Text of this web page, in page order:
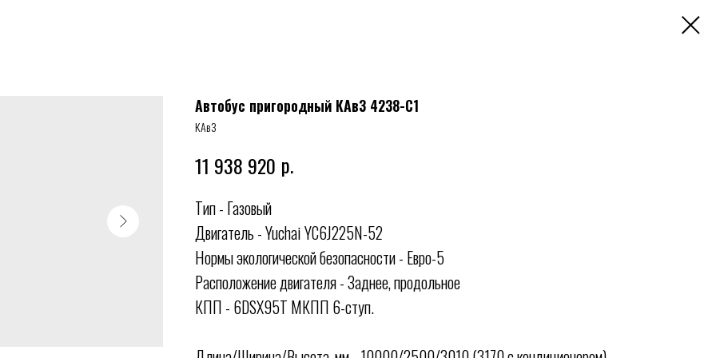
Автобус пригородный КАвЗ 4238-C1
КАвЗ
11 938 920 р.
Тип - Газовый
Двигатель - Yuchai YC6J225N-52
Нормы экологической безопасности - Евро-5
Расположение двигателя - Заднее, продольное
КПП - 6DSX95T МКПП 6-ступ.